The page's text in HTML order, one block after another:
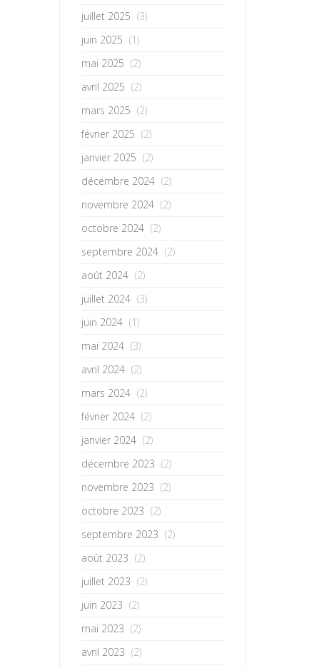
juillet 2025 (3)
juin 2025 (1)
mai 2025 (2)
avril 2025 (2)
mars 2025 (2)
février 2025 (2)
janvier 2025 (2)
décembre 2024 (2)
novembre 2024 (2)
octobre 2024 (2)
septembre 2024 (2)
août 2024 (2)
juillet 2024 (3)
juin 2024 (1)
mai 2024 (3)
avril 2024 (2)
mars 2024 (2)
février 2024 (2)
janvier 2024 (2)
décembre 2023 (2)
novembre 2023 (2)
octobre 2023 (2)
septembre 2023 (2)
août 2023 (2)
juillet 2023 (2)
juin 2023 (2)
mai 2023 (2)
avril 2023 (2)